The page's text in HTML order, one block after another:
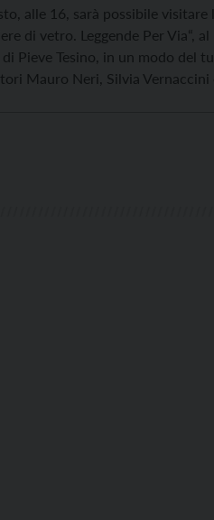
alle 16, sarà possibile visitare
di vetro. Leggende Per Via“, al
Pieve Tesino, in un modo del
Mauro Neri, Silvia Vernaccini